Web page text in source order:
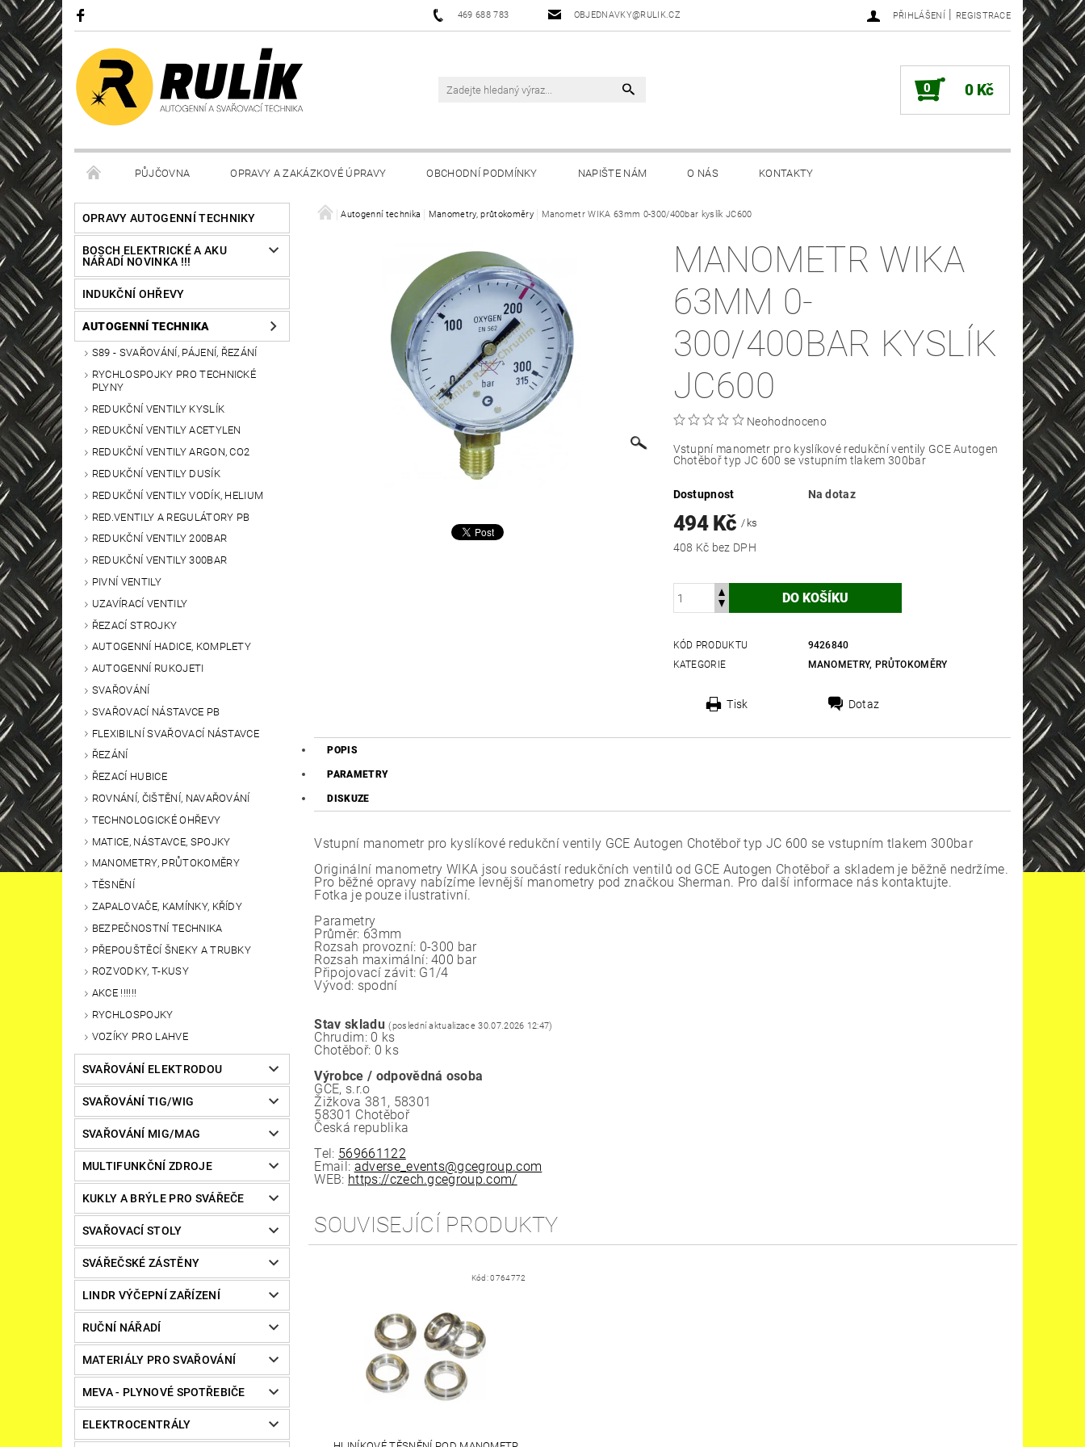
469 688 783 OBJEDNAVKY@RULIK.CZ PŘIHLÁŠENÍ | REGISTRACE
0 0 Kč
PŮJČOVNA OPRAVY A ZAKÁZKOVÉ ÚPRAVY OBCHODNÍ PODMÍNKY NAPIŠTE NÁM O NÁS KONTAKTY
OPRAVY AUTOGENNÍ TECHNIKY
BOSCH ELEKTRICKÉ A AKU
NÁŘADÍ NOVINKA !!!
INDUKČNÍ OHŘEVY
AUTOGENNÍ TECHNIKA
S89 - SVAŘOVÁNÍ, PÁJENÍ, ŘEZÁNÍ
RYCHLOSPOJKY PRO TECHNICKÉ
PLYNY
REDUKČNÍ VENTILY KYSLÍK
REDUKČNÍ VENTILY ACETYLEN
REDUKČNÍ VENTILY ARGON, CO2
REDUKČNÍ VENTILY DUSÍK
REDUKČNÍ VENTILY VODÍK, HELIUM
RED.VENTILY A REGULÁTORY PB
REDUKČNÍ VENTILY 200BAR
REDUKČNÍ VENTILY 300BAR
PIVNÍ VENTILY
UZAVÍRACÍ VENTILY
ŘEZACÍ STROJKY
AUTOGENNÍ HADICE, KOMPLETY
AUTOGENNÍ RUKOJETI
SVAŘOVÁNÍ
SVAŘOVACÍ NÁSTAVCE PB
FLEXIBILNÍ SVAŘOVACÍ NÁSTAVCE
ŘEZÁNÍ
ŘEZACÍ HUBICE
ROVNÁNÍ, ČIŠTĚNÍ, NAVAŘOVÁNÍ
TECHNOLOGICKÉ OHŘEVY
MATICE, NÁSTAVCE, SPOJKY
MANOMETRY, PRŮTOKOMĚRY
TĚSNĚNÍ
ZAPALOVAČE, KAMÍNKY, KŘÍDY
BEZPEČNOSTNÍ TECHNIKA
PŘEPOUŠTĚCÍ ŠNEKY A TRUBKY
ROZVODKY, T-KUSY
AKCE !!!!!!
RYCHLOSPOJKY
VOZÍKY PRO LAHVE
SVAŘOVÁNÍ ELEKTRODOU
SVAŘOVÁNÍ TIG/WIG
SVAŘOVÁNÍ MIG/MAG
MULTIFUNKČNÍ ZDROJE
KUKLY A BRÝLE PRO SVÁŘEČE
SVAŘOVACÍ STOLY
SVÁŘEČSKÉ ZÁSTĚNY
LINDR VÝČEPNÍ ZAŘÍZENÍ
RUČNÍ NÁŘADÍ
MATERIÁLY PRO SVAŘOVÁNÍ
MEVA - PLYNOVÉ SPOTŘEBIČE
ELEKTROCENTRÁLY
Autogenní technika Manometry, průtokoměry Manometr WIKA 63mm 0-300/400bar kyslík JC600
MANOMETR WIKA
63MM 0-
300/400BAR KYSLÍK
JC600
Neohodnoceno
Vstupní manometr pro kyslíkové redukční ventily GCE Autogen
Chotěboř typ JC 600 se vstupním tlakem 300bar
Dostupnost Na dotaz
494 Kč/ ks
408 Kč bez DPH
KÓD PRODUKTU
9426840
KATEGORIE
MANOMETRY, PRŮTOKOMĚRY
Tisk Dotaz
POPIS
PARAMETRY
DISKUZE
Vstupní manometr pro kyslíkové redukční ventily GCE Autogen Chotěboř typ JC 600 se vstupním tlakem 300bar
Originální manometry WIKA jsou součástí redukčních ventilů od GCE Autogen Chotěboř a skladem je běžně nedržíme.
Pro běžné opravy nabízíme levnější manometry pod značkou Sherman. Pro další informace nás kontaktujte.
Fotka je pouze ilustrativní.
Parametry
Průměr: 63mm
Rozsah provozní: 0-300 bar
Rozsah maximální: 400 bar
Připojovací závit: G1/4
Vývod: spodní
Stav skladu (poslední aktualizace 30.07.2026 12:47)
Chrudim: 0 ks
Chotěboř: 0 ks
Výrobce / odpovědná osoba
GCE, s.r.o
Žižkova 381, 58301
58301 Chotěboř
Česká republika
Tel: 569661122
Email: adverse_events@gcegroup.com
WEB: https://czech.gcegroup.com/
SOUVISEJÍCÍ PRODUKTY
Kód:0764772